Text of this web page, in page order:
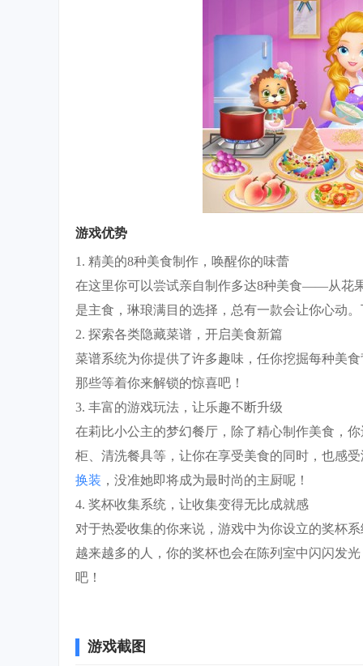
游戏优势
1. 精美的8种美食制作，唤醒你的味蕾
在这里你可以尝试亲自制作多达8种美食——从花
是主食，琳琅满目的选择，总有一款会让你心动
2. 探索各类隐藏菜谱，开启美食新篇
菜谱系统为你提供了许多趣味，任你挖掘每种美
那些等着你来解锁的惊喜吧！
3. 丰富的游戏玩法，让乐趣不断升级
在莉比小公主的梦幻餐厅，除了精心制作美食，
柜、清洗餐具等，让你在享受美食的同时，也感
换装 ，没准她即将成为最时尚的主厨呢！
4. 奖杯收集系统，让收集变得无比成就感
对于热爱收集的你来说，游戏中为你设立的奖杯
越来越多的人，你的奖杯也会在陈列室中闪闪发
吧！
游戏截图